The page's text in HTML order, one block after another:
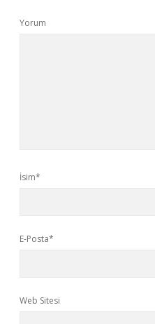
Yorum
İsim*
E-Posta*
Web Sitesi